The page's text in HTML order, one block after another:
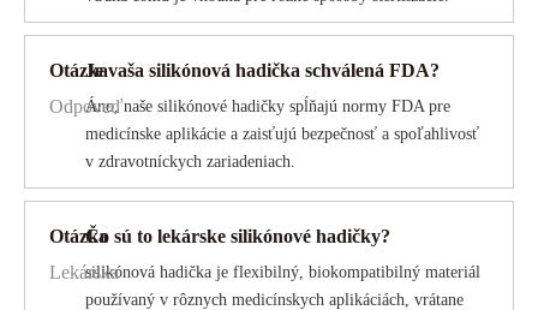
OtázkaJe vaša silikónová hadička schválená FDA?
OdpoveďÁno, naše silikónové hadičky spĺňajú normy FDA pre
medicínske aplikácie a zaisťujú bezpečnosť a spoľahlivosť
v zdravotníckych zariadeniach.
OtázkaČo sú to lekárske silikónové hadičky?
Lekárskasilikónová hadička je flexibilný, biokompatibilný materiál
používaný v rôznych medicínskych aplikáciách, vrátane